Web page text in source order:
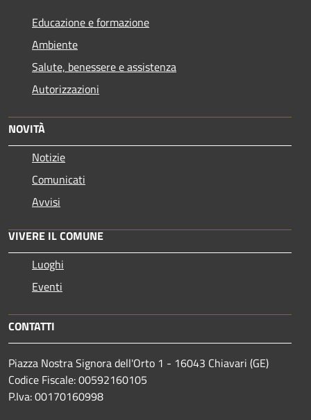
Educazione e formazione
Ambiente
Salute, benessere e assistenza
Autorizzazioni
NOVITÀ
Notizie
Comunicati
Avvisi
VIVERE IL COMUNE
Luoghi
Eventi
CONTATTI
Piazza Nostra Signora dell'Orto 1 - 16043 Chiavari (GE)
Codice Fiscale: 00592160105
P.Iva: 00170160998